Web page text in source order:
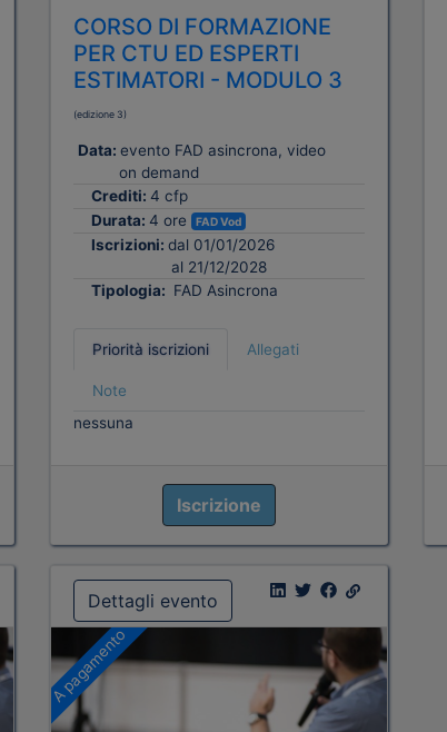
CORSO DI FORMAZIONE
PER CTU ED ESPERTI
ESTIMATORI - MODULO 3
(edizione 3)
Data: evento FAD asincrona, video
on demand
Crediti: 4 cfp
Durata: 4 ore FAD Vod
Iscrizioni: dal 01/01/2026
al 21/12/2028
Tipologia: FAD Asincrona
Priorità iscrizioni Allegati
Note
nessuna
Iscrizione
Dettagli evento
A pagamento